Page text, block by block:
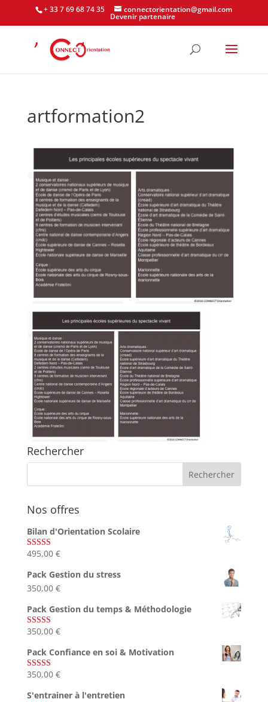
+ 33 7 69 68 74 35 connectorientation@gmail.com
Devenir partenaire
artformation2
Rechercher
Nos offres
Bilan d'Orientation Scolaire
Note4.75
495,00 €
Pack Gestion du stress
350,00 €
Pack Gestion du temps & Méthodologie
Note5.00
350,00 €
Pack Confiance en soi & Motivation
Note5.00
350,00 €
S'entrainer à l'entretien